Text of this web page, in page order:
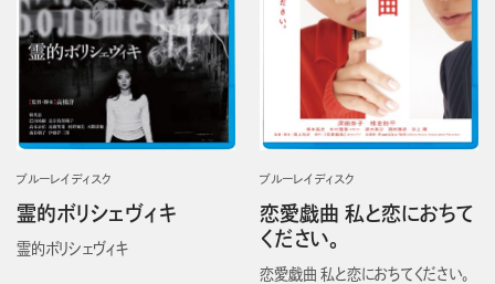
ブルーレイディスク
霊的ボリシェヴィキ
霊的ボリシェヴィキ
ブルーレイディスク
恋愛戯曲 私と恋におちて
ください。
恋愛戯曲 私と恋におちてください。